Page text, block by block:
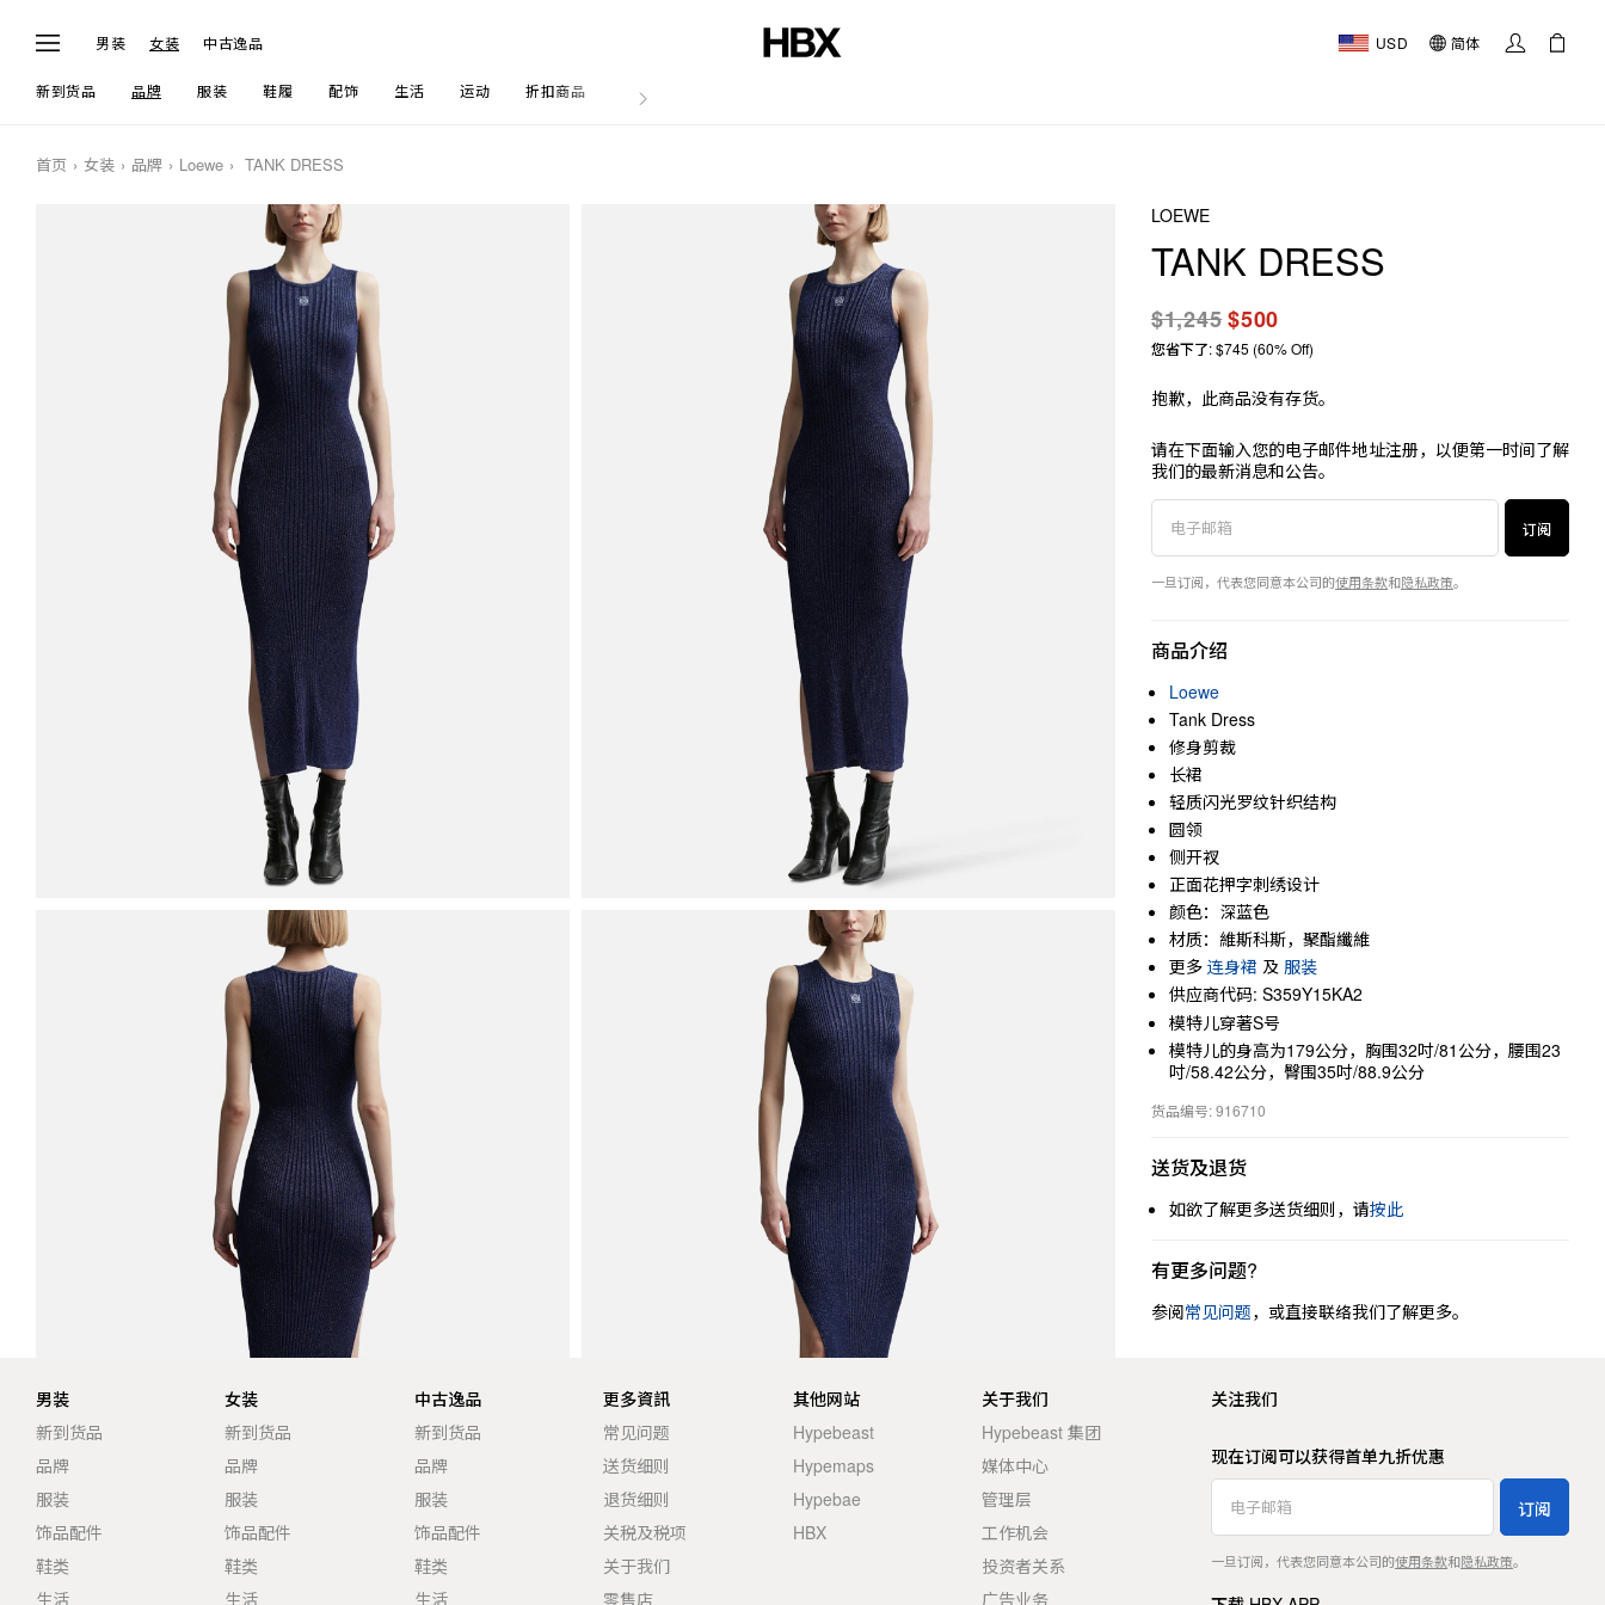
男装 女装 中古逸品 USD 简体
新到货品 品牌 服装 鞋履 配饰 生活 运动 折扣商品 文章
首页 女装 品牌 Loewe TANK DRESS
LOEWE
TANK DRESS
$1,245$500
您省下了: $745 (60% Off)
抱歉，此商品没有存货。
请在下面输入您的电子邮件地址注册，以便第一时间了解
我们的最新消息和公告。
订阅
一旦订阅，代表您同意本公司的使用条款和隐私政策。
商品介绍
Loewe
Tank Dress
修身剪裁
长裙
轻质闪光罗纹针织结构
圆领
侧开衩
正面花押字刺绣设计
颜色：深蓝色
材质：維斯科斯，聚酯纖維
更多 连身裙 及 服装
供应商代码: S359Y15KA2
模特儿穿著S号
模特儿的身高为179公分，胸围32吋/81公分，腰围23
吋/58.42公分，臀围35吋/88.9公分
货品编号: 916710
送货及退货
如欲了解更多送货细则，请按此
有更多问题?
参阅常见问题，或直接联络我们了解更多。
男装
新到货品
品牌
服装
饰品配件
鞋类
生活
女装
新到货品
品牌
服装
饰品配件
鞋类
生活
中古逸品
新到货品
品牌
服装
饰品配件
鞋类
生活
更多資訊
常见问题
送货细则
退货细则
关税及税项
关于我们
零售店
其他网站
Hypebeast
Hypemaps
Hypebae
HBX
关于我们
Hypebeast 集团
媒体中心
管理层
工作机会
投资者关系
广告业务
关注我们
现在订阅可以获得首单九折优惠
订阅
一旦订阅，代表您同意本公司的使用条款和隐私政策。